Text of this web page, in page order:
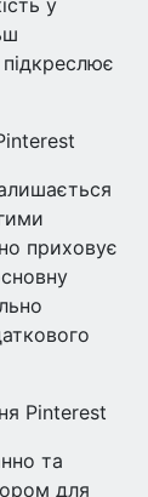
у
приховує
Pinterest
та
для